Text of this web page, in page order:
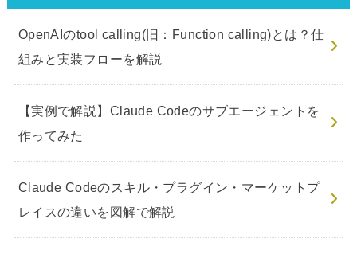
OpenAIのtool calling(旧：Function calling)とは？仕
組みと実装フローを解説
【実例で解説】Claude Codeのサブエージェントを
作ってみた
Claude Codeのスキル・プラグイン・マーケットプ
レイスの違いを図解で解説